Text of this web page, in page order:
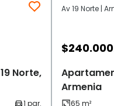
Norte,
Av 19 Norte |
$
Armenia